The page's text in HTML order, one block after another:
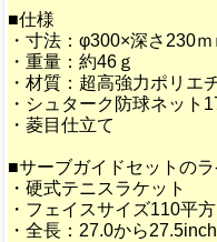
■仕様
・寸法：φ300×深さ230ｍ
・重量：約46ｇ
・材質：超高強力ポリエ
・シュターク防球ネット
・菱目仕立て
■サーブガイドセットの
・硬式テニスラケット
・フェイスサイズ110平
・全長：27.0から